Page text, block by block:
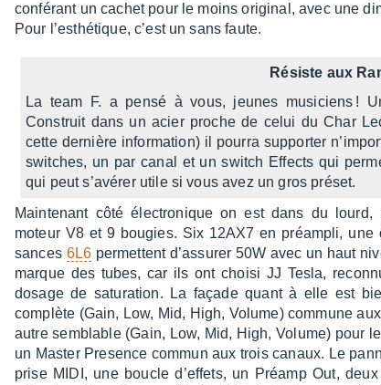
confé­rant un cachet pour le moins origi­nal, avec une
Pour l’es­thé­tique, c’est un sans faute.
Résiste aux
La team F. a pensé à vous, jeunes musi­ciens !
Construit dans un acier proche de celui du Char
cette dernière infor­ma­tion) il pourra suppor­ter
switches, un par canal et un switch Effects qui
qui peut s’avé­rer utile si vous avez un gros préset.
Main­te­nant côté élec­tro­nique on est dans du lourd,
moteur V8 et 9 bougies. Six 12AX7 en préam­pli,
sances 6L6 permettent d’as­su­rer 50W avec un haut
marque des tubes, car ils ont choisi JJ Tesla,
dosage de satu­ra­tion. La façade quant à elle est
complète (Gain, Low, Mid, High, Volume) commune
autre semblable (Gain, Low, Mid, High, Volume) pour
un Master Presence commun aux trois canaux. Le
prise MIDI, une boucle d’ef­fets, un Préamp Out,